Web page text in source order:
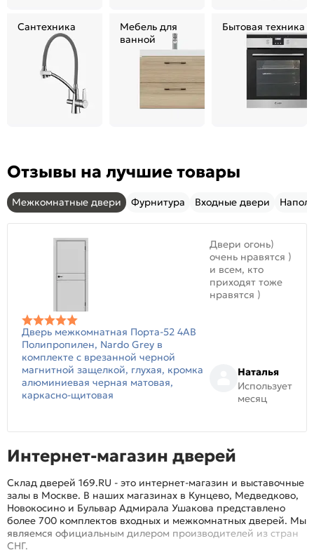
Сантехника
Мебель для
ванной
Бытовая техника
Отзывы на лучшие товары
Межкомнатные двери Фурнитура Входные двери
Дверь межкомнатная Порта-52 4AB
Полипропилен, Nardo Grey в
комплекте с врезанной черной
магнитной защелкой, глухая, кромка
алюминиевая черная матовая,
каркасно-щитовая
Двери огонь)
очень нравятся )
и всем, кто
приходят тоже
нравятся )
Наталья
Использует
месяц
Интернет-магазин дверей
Склад дверей 169.RU - это интернет-магазин и выставочные
залы в Москве. В наших магазинах в Кунцево, Медведково,
Новокосино и Бульвар Адмирала Ушакова представлено
более 700 комплектов входных и межкомнатных дверей. Мы
являемся официальным дилером производителей из стран
СНГ.